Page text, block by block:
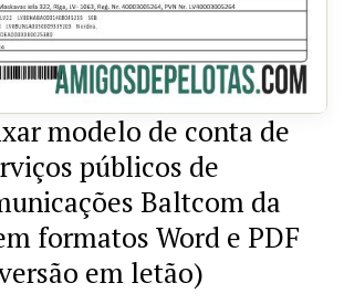
modelo de conta de
públicos de
Baltcom da
formatos Word e PDF
em letão)